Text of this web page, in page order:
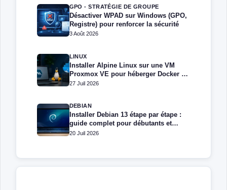
GPO - STRATÉGIE DE GROUPE
Désactiver WPAD sur Windows (GPO,
Registre) pour renforcer la sécurité
3 Août 2026
LINUX
Installer Alpine Linux sur une VM
Proxmox VE pour héberger Docker et
Docker Compose
27 Juil 2026
DEBIAN
Installer Debian 13 étape par étape :
guide complet pour débutants et
administrateurs
20 Juil 2026